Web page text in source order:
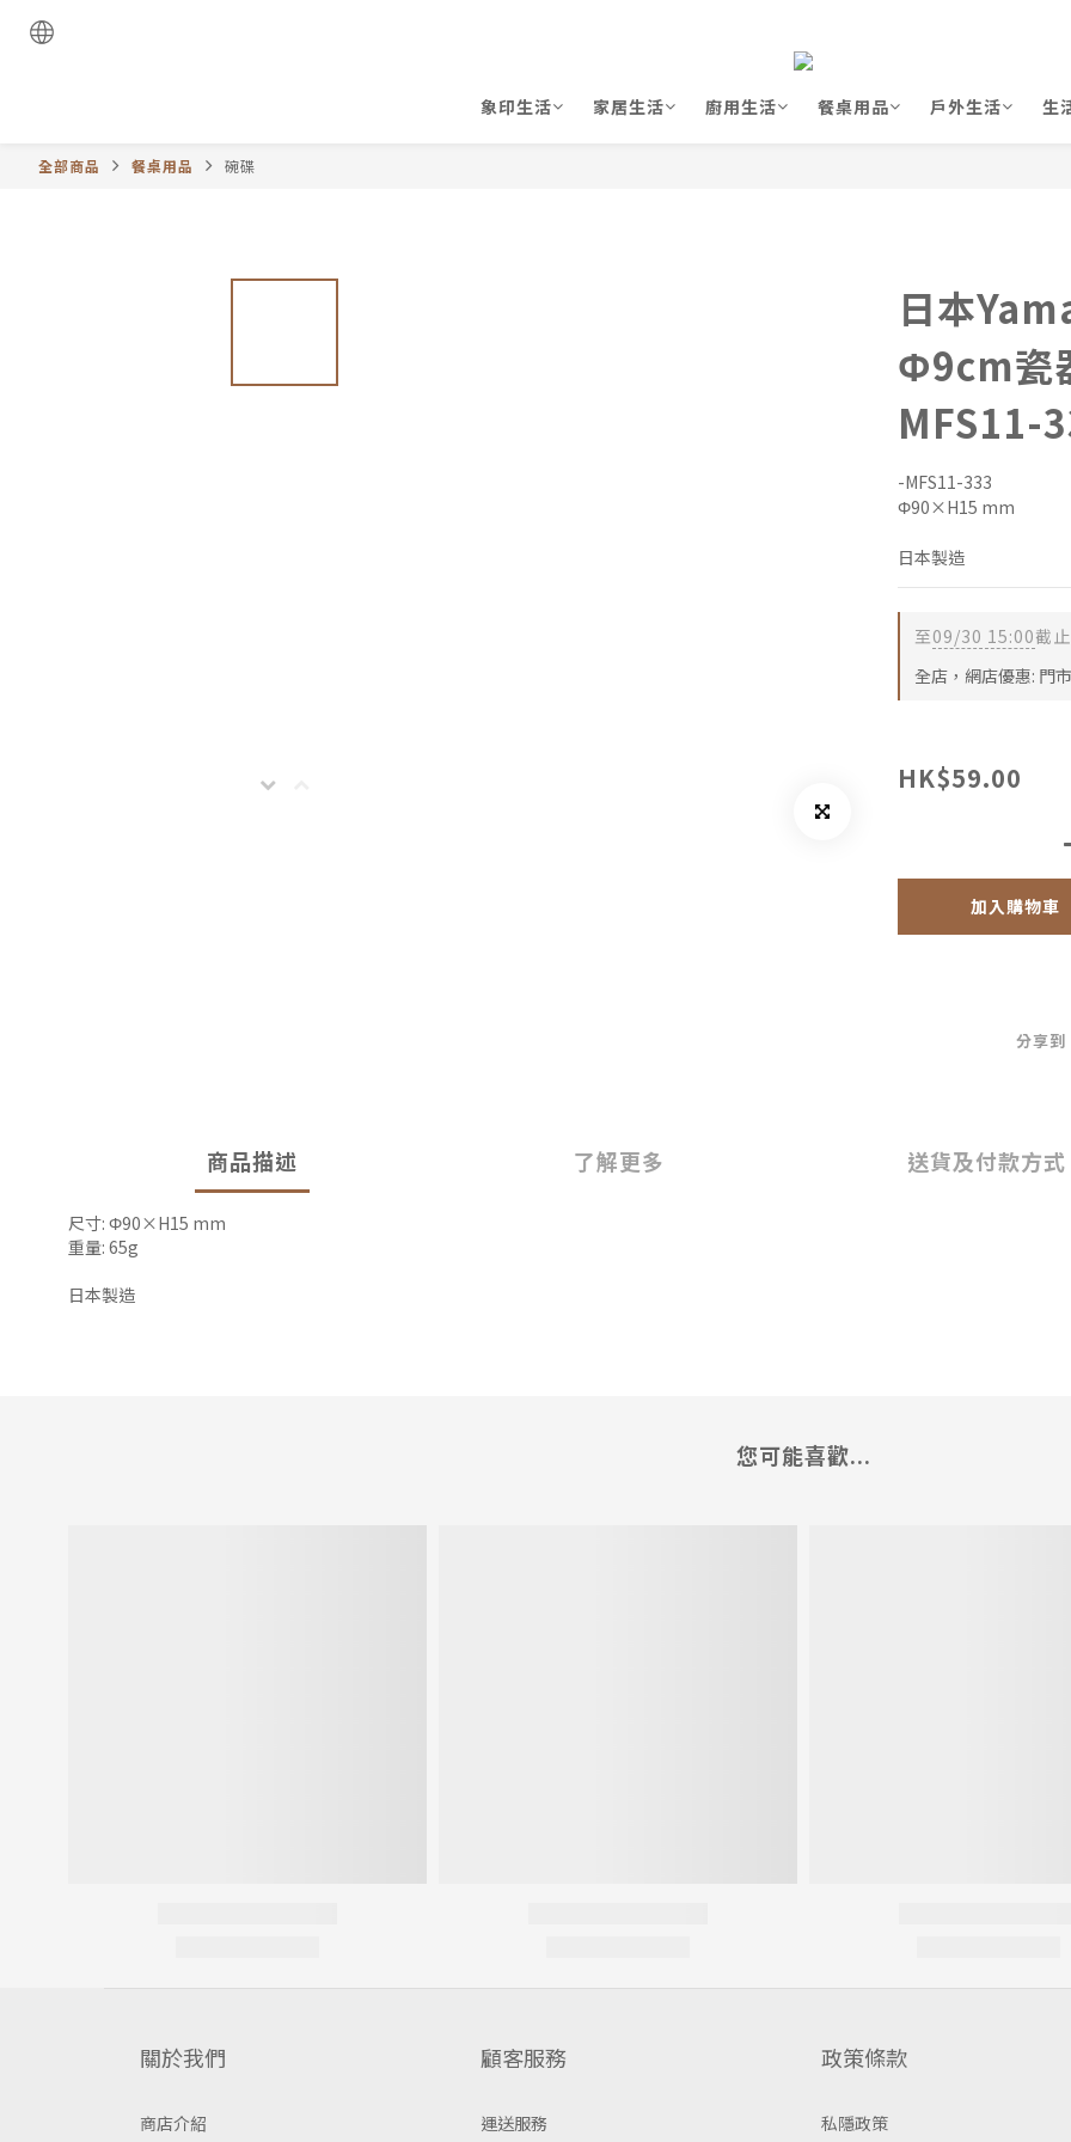
象印生活 家居生活 廚用生活 餐桌用品 戶外生活 生
全部商品 餐桌用品 碗碟
日本
Φ9cm瓷
MFS11-
-MFS11-333
Φ90×H15 mm
日本製造
至09/30 15:00截止
全店，網店優惠: 門
HK$59.00
加入購物車
分享到
商品描述 了解更多 送貨及付款方式
尺寸: Φ90×H15 mm
重量: 65g
日本製造
您可能喜歡...
關於我們
商店介紹
顧客服務
運送服務
政策條款
私隱政策